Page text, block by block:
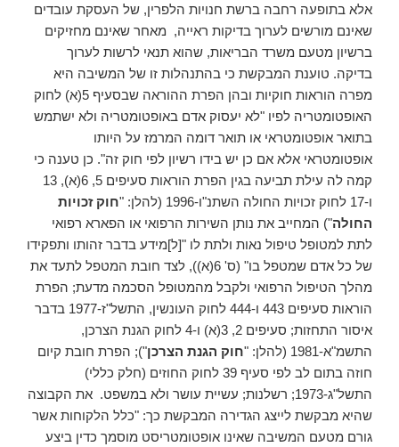
אלא בתופעה רחבה ברשת חנויות הלפרין, של העסקת עובדים
שאינם מורשים לערוך בדיקות ראייה, מאחר שאינם מחזיקים
ברשיון מטעם משרד הבריאות, שהוא תנאי לרשות לערוך
בדיקה. טוענת המבקשת כי בהתנהלות זו של המשיבה היא
מפרה הוראות חוקיות ובהן הפרת ההוראה שבסעיף 5(א) לחוק
האופטומטריה לפיו "לא יעסוק אדם באופטומטריה ולא ישתמש
בתואר אופטומטראי או תואר דומה המרמז על היותו
אופטומטראי אלא אם כן יש בידו רשיון לפי חוק זה". כן טענה כי
קמה לה עילת תביעה בגין הפרת הוראות סעיפים 5, 6(א), 13
ו-17 לחוק זכויות החולה השתנ"ו-1996 (להלן: "
חוק זכויות
החולה") המחייב את נותן השירות הרפואי או הפארא רפואי
לתת למטופל טיפול נאות ולתת לו "[ל]מידע בדבר זהותו ותפקידו
של כל אדם שמטפל בו" (ס' 6(א)), לצד חובת המטפל לתעד את
מהלך הטיפול הרפואי ולקבל מהמטופל הסכמה מדעת; הפרת
הוראות סעיפים 443 ו-444 לחוק העונשין, התשל"ז-1977 בדבר
איסור התחזות; סעיפים 2, 3(א) ו-4 לחוק הגנת הצרכן,
התשמ"א-1981 (להלן: "
חוק הגנת הצרכן"); הפרת חובת קיום
חוזה בתום לב לפי סעיף 39 לחוק החוזים (חלק כללי)
התשל"ג-1973; רשלנות; עשיית עושר ולא במשפט. את הקבוצה
שהיא מבקשת לייצג הגדירה המבקשת כך: "כלל הלקוחות אשר
גורם מטעם המשיבה שאינו אופטומטריסט מוסמך כדין ביצע